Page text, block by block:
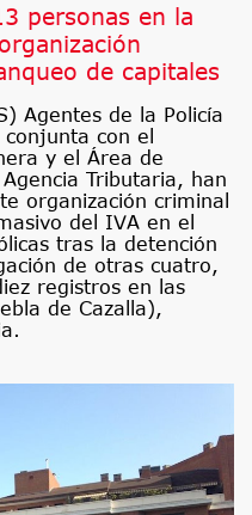
personas en la
de capitales
Agentes de la Policía
con el
y el Área de
Tributaria, han
organización criminal
del IVA en el
tras la detención
de otras cuatro,
registros en las
de Cazalla),